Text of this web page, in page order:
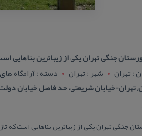
جنگی تهران یكی از زیباترین بناهایی
: تهران شهر : تهران
دسته : آرامگاه
تهران-خیابان شریعتی، حد فاصل خیابان
جنگی تهران یكی از زیباترین بناهایی است كه